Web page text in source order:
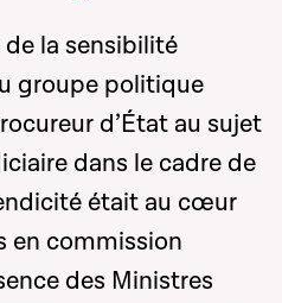
la sensibilité
groupe politique
d’État au sujet
dans le cadre de
était au cœur
en commission
des Ministres